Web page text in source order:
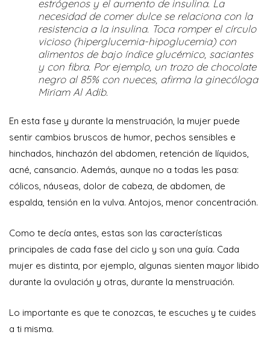
estrógenos y el aumento de insulina. La
necesidad de comer dulce se relaciona con la
resistencia a la insulina. Toca romper el círculo
vicioso (hiperglucemia-hipoglucemia) con
alimentos de bajo índice glucémico, saciantes
y con fibra. Por ejemplo, un trozo de chocolate
negro al 85% con nueces, afirma la ginecóloga
Miriam Al Adib.
En esta fase y durante la menstruación, la mujer puede
sentir cambios bruscos de humor, pechos sensibles e
hinchados, hinchazón del abdomen, retención de líquidos,
acné, cansancio. Además, aunque no a todas les pasa:
cólicos, náuseas, dolor de cabeza, de abdomen, de
espalda, tensión en la vulva. Antojos, menor concentración.
Como te decía antes, estas son las características
principales de cada fase del ciclo y son una guía. Cada
mujer es distinta, por ejemplo, algunas sienten mayor libido
durante la ovulación y otras, durante la menstruación.
Lo importante es que te conozcas, te escuches y te cuides
a ti misma.